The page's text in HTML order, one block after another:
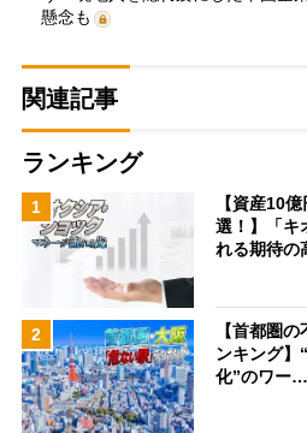
懸念も
関連記事
ランキング
1
【資産10
選！】「キ
れる期待
2
【首都圏
ンキング】
化”のワー…